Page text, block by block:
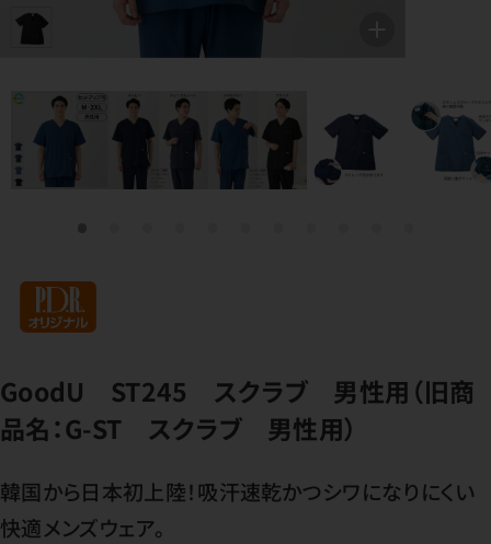
GoodU ST245 スクラブ 男性用（旧商
品名：G-ST スクラブ 男性用）
韓国から日本初上陸！吸汗速乾かつシワになりにくい
快適メンズウェア。